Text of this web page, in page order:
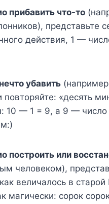
прибавить что-то
представьте
действия, 1 —
убавить
повторяйте: «десять
10 — 1 = 9, а 9 — число
построить или
человеком),
величалось в
магически: сорок